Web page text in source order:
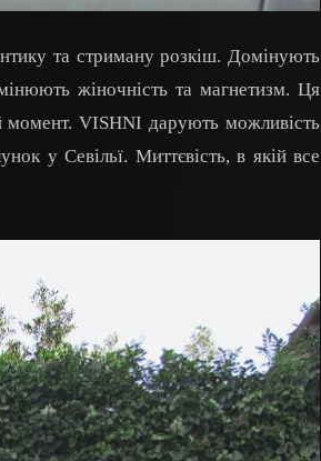
та стриману розкіш. Домінують
жіночність та магнетизм. Ця
момент. VISHNI дарують можливість
у Севільї. Миттєвість, в якій все